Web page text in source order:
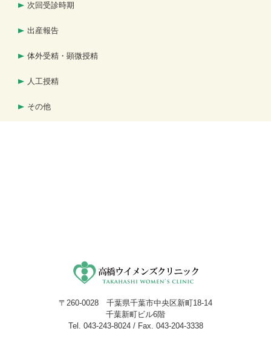
次回受診時期
出産報告
体外受精・顕微授精
人工授精
その他
〒260-0028 千葉県千葉市中央区新町18-14
千葉新町ビル6階
Tel. 043-243-8024 / Fax. 043-204-3338